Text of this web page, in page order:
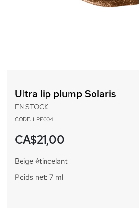
début
d’images
Ultra lip plump Solaris
EN STOCK
CODE: LPF004
CA$21,00
Beige étincelant
Poids net: 7 ml